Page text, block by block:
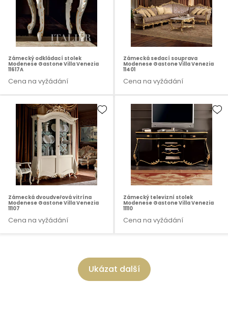
Zámecký odkládací stolek
Modenese Gastone Villa Venezia
11617A
Cena na vyžádání
Zámecká sedací souprava
Modenese Gastone Villa Venezia
11401
Cena na vyžádání
Zámecká dvoudveřová vitrína
Modenese Gastone Villa Venezia
11107
Cena na vyžádání
Zámecký televizní stolek
Modenese Gastone Villa Venezia
11110
Cena na vyžádání
Ukázat další